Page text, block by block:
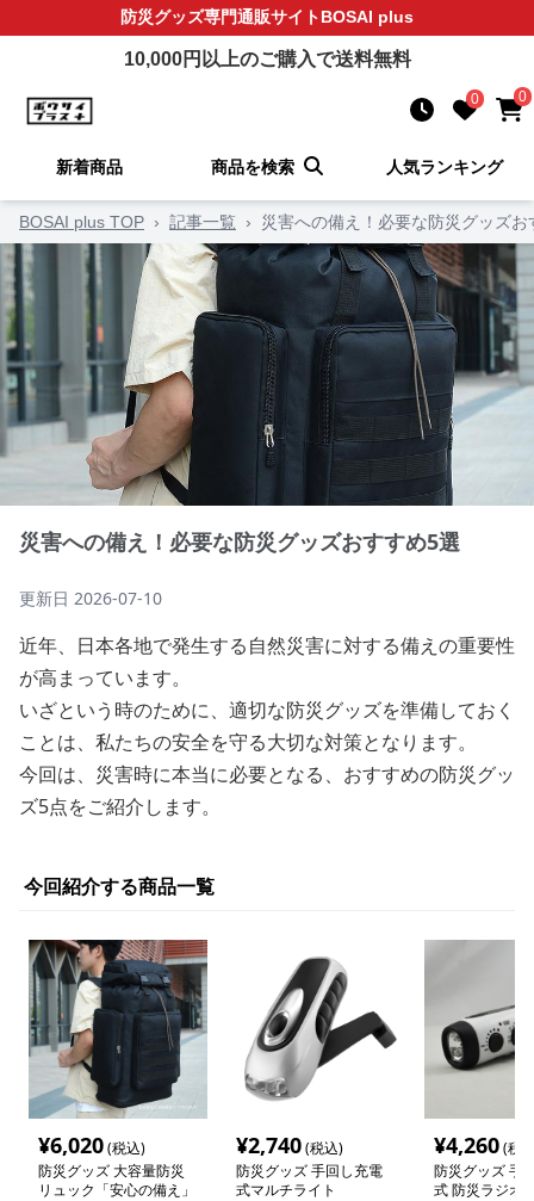
防災グッズ専門通販サイトBOSAI plus
10,000円以上のご購入で送料無料
0 0
新着商品 商品を検索 人気ランキング
BOSAI plus TOP › 記事一覧 › 災害への備え！必要な防災グッズお
災害への備え！必要な防災グッズおすすめ5選
更新日 2026-07-10
近年、日本各地で発生する自然災害に対する備えの重要性
が高まっています。
いざという時のために、適切な防災グッズを準備しておく
ことは、私たちの安全を守る大切な対策となります。
今回は、災害時に本当に必要となる、おすすめの防災グッ
ズ5点をご紹介します。
今回紹介する商品一覧
¥6,020(税込)
防災グッズ 大容量防災
リュック「安心の備え」
¥2,740(税込)
防災グッズ 手回し充電
式マルチライト
¥4,260(税
防災グッズ 手
式 防災ラジオ